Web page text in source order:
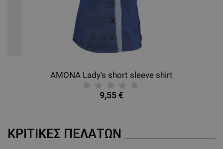
AMONA Lady's short sleeve shirt
9,55 €
ΚΡΙΤΙΚΈΣ ΠΕΛΑΤΏΝ